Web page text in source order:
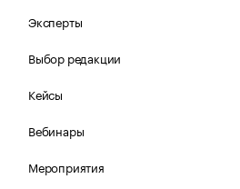
Эксперты
Выбор редакции
Кейсы
Вебинары
Мероприятия